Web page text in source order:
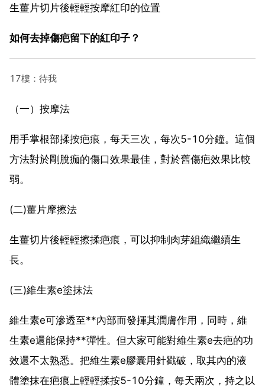
生薑片切片後輕輕按摩紅印的位置
如何去掉傷疤留下的紅印子？
17樓：待我
（一）按摩法
用手掌根部揉按疤痕，每天三次，每次5-10分鐘。這個
方法對於剛脫痂的傷口效果最佳，對於舊傷疤效果比較
弱。
(二)薑片摩擦法
生薑切片後輕輕擦揉疤痕，可以抑制肉芽組織繼續生
長。
(三)維生素e塗抹法
維生素e可滲透至**內部而發揮其潤膚作用，同時，維
生素e還能保持**彈性。但大家可能對維生素e去疤的功
效還不太熟悉。把維生素e膠囊用針戳破，取其內的液
體塗抹在疤痕上輕輕揉按5-10分鐘，每天兩次，持之以